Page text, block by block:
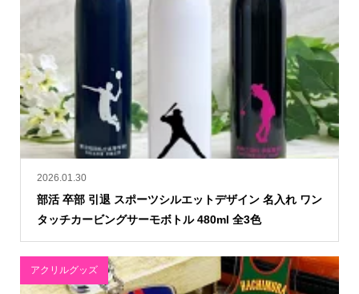
2026.01.30
部活 卒部 引退 スポーツシルエットデザイン 名入れ ワン
タッチカービングサーモボトル 480ml 全3色
アクリルグッズ